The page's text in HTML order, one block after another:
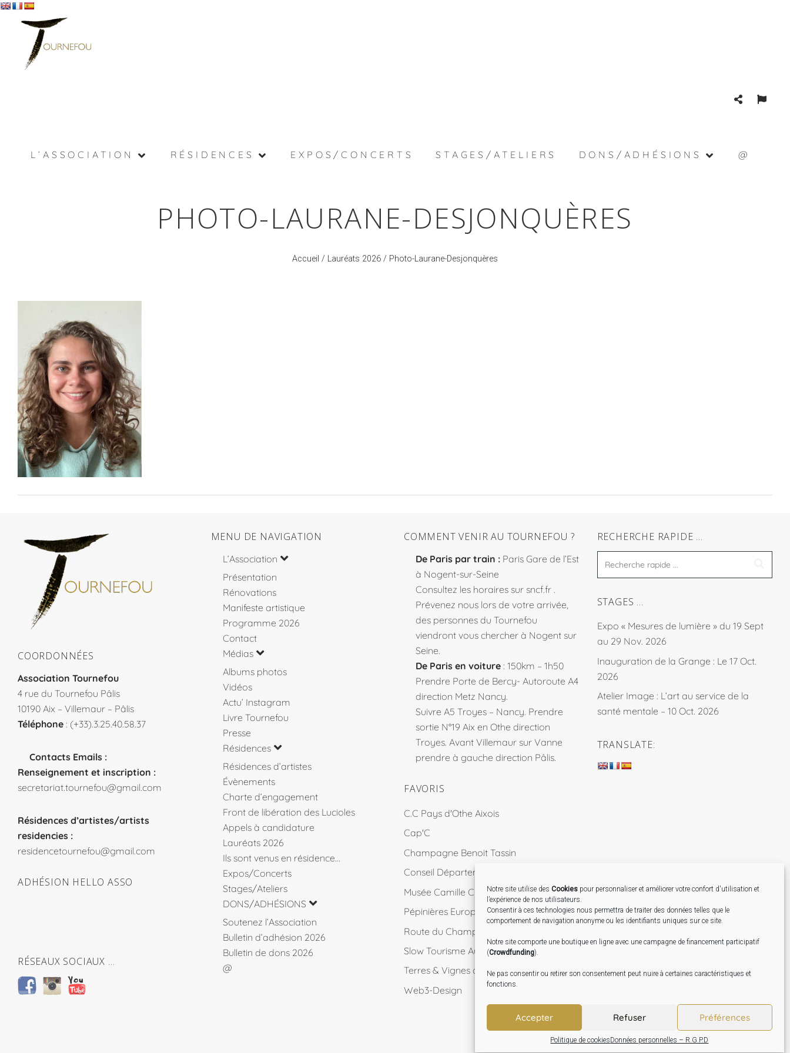
Notre site utilise des Cookies pour personnaliser et améliorer votre confort d'utilisation et
l’expérience de nos utilisateurs.
Consentir à ces technologies nous permettra de traiter des données telles que le
comportement de navigation anonyme ou les identifiants uniques sur ce site.
Notre site comporte une boutique en ligne avec une campagne de financement participatif
(Crowdfunding).
Ne pas consentir ou retirer son consentement peut nuire à certaines caractéristiques et
fonctions.
Accepter Refuser Préférences
Politique de cookiesDonnées personnelles – R.G.P.D
L’ASSOCIATION RÉSIDENCES EXPOS/CONCERTS STAGES/ATELIERS DONS/ADHÉSIONS @
PHOTO-LAURANE-DESJONQUÈRES
Accueil / Lauréats 2026 / Photo-Laurane-Desjonquères
COORDONNÉES
Association Tournefou
4 rue du Tournefou Pâlis
10190 Aix – Villemaur – Pâlis
Téléphone : (+33).3.25.40.58.37
Contacts Emails :
Renseignement et inscription :
secretariat.tournefou@gmail.com
Résidences d’artistes/artists
residencies :
residencetournefou@gmail.com
ADHÉSION HELLO ASSO
RÉSEAUX SOCIAUX …
MENU DE NAVIGATION
L’Association
Présentation
Rénovations
Manifeste artistique
Programme 2026
Contact
Médias
Albums photos
Vidéos
Actu’ Instagram
Livre Tournefou
Presse
Résidences
Résidences d’artistes
Évènements
Charte d’engagement
Front de libération des Lucioles
Appels à candidature
Lauréats 2026
Ils sont venus en résidence…
Expos/Concerts
Stages/Ateliers
DONS/ADHÉSIONS
Soutenez l’Association
Bulletin d’adhésion 2026
Bulletin de dons 2026
@
COMMENT VENIR AU TOURNEFOU ?
De Paris par train : Paris Gare de l’Est
à Nogent-sur-Seine
Consultez les horaires sur sncf.fr .
Prévenez nous lors de votre arrivée,
des personnes du Tournefou
viendront vous chercher à Nogent sur
Seine.
De Paris en voiture : 150km – 1h50
Prendre Porte de Bercy- Autoroute A4
direction Metz Nancy.
Suivre A5 Troyes – Nancy. Prendre
sortie N°19 Aix en Othe direction
Troyes. Avant Villemaur sur Vanne
prendre à gauche direction Pâlis.
FAVORIS
C.C Pays d'Othe Aixois
Cap'C
Champagne Benoit Tassin
Conseil Départemental 10
Musée Camille Claudel
Pépinières Européennes de Création
Route du Champagne
Slow Tourisme Aube
Terres & Vignes de l'Aube
Web3-Design
RECHERCHE RAPIDE …
STAGES …
Expo « Mesures de lumière » du 19 Sept
au 29 Nov. 2026
Inauguration de la Grange : Le 17 Oct.
2026
Atelier Image : L’art au service de la
santé mentale – 10 Oct. 2026
TRANSLATE: